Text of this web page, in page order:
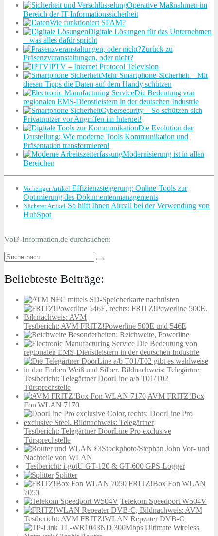
Operative Maßnahmen im
Bereich der IT-Informationssicherheit
Wie funktioniert SPAM?
Digitale Lösungen für das Unternehmen
– was alles dafür spricht
Zurück zu
Präsenzveranstaltungen, oder nicht?
IPTV – Internet Protocol Television
Mehr Smartphone-Sicherheit – Mit
diesen Tipps die Daten auf dem Handy schützen
Die Bedeutung von
regionalen EMS-Dienstleistern in der deutschen Industrie
Cybersecurity – So schützen sich
Privatnutzer vor Angriffen im Internet!
Die Evolution der
Darstellung: Wie moderne Tools Kommunikation und
Präsentation transformieren!
Modernisierung ist in allen
Bereichen
Vorheriger Artikel Effizienzsteigerung: Online-Tools zur
Optimierung des Dokumentenmanagements
Nächster Artikel So hilft Ihnen Aircall bei der Verwendung von
HubSpot
VoIP-Information.de durchsuchen:
Beliebteste Beiträge:
NFC mittels SD-Speicherkarte nachrüsten
Testbericht: AVM FRITZ!Powerline 500E und 546E
Besonderheiten: Reichweite, Powerline
Die Bedeutung von
regionalen EMS-Dienstleistern in der deutschen Industrie
Testbericht: Telegärtner DoorLine a/b T01/T02
Türsprechstelle
AVM FRITZ!Box
Fon WLAN 7170
Testbericht: Telegärtner DoorLine Pro exclusive
Türsprechstelle
Vor- und
Nachteile von WLAN
Testbericht: i-gotU GT-120 & GT-600 GPS-Logger
Splitter
FRITZ!Box Fon WLAN
7050
Telekom Speedport W504V
Testbericht: AVM FRITZ!WLAN Repeater DVB-C